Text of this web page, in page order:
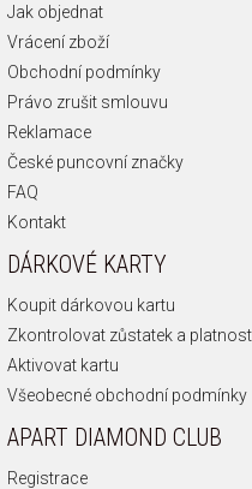
Jak objednat
Vrácení zboží
Obchodní podmínky
Právo zrušit smlouvu
Reklamace
České puncovní značky
FAQ
Kontakt
DÁRKOVÉ KARTY
Koupit dárkovou kartu
Zkontrolovat zůstatek a
Aktivovat kartu
Všeobecné obchodní podmínky
APART DIAMOND CLUB
Registrace